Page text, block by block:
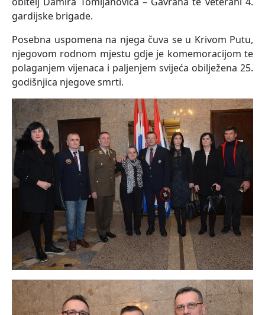
gardijske brigade.
Posebna uspomena na njega čuva se u Krivom Putu,
njegovom rodnom mjestu gdje je komemoracijom te
polaganjem vijenaca i paljenjem svijeća obilježena 25.
godišnjica njegove smrti.